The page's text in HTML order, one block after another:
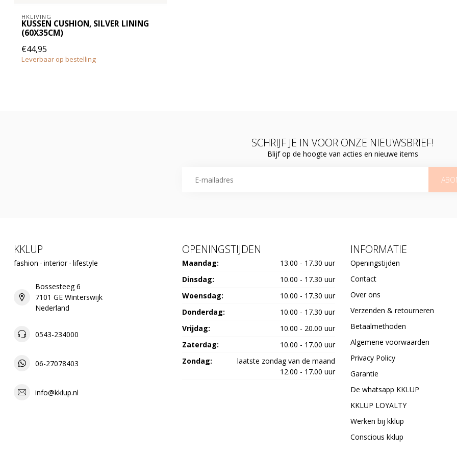
HKLIVING
KUSSEN CUSHION, SILVER LINING
(60X35CM)
€44,95
Leverbaar op bestelling
SCHRIJF JE IN VOOR ONZE NIEUWSBRIEF!
Blijf op de hoogte van acties en nieuwe items
KKLUP
fashion · interior · lifestyle
Bossesteeg 6
7101 GE Winterswijk
Nederland
0543-234000
06-27078403
info@kklup.nl
OPENINGSTIJDEN
Maandag:
13.00 - 17.30 uur
Dinsdag:
10.00 - 17.30 uur
Woensdag:
10.00 - 17.30 uur
Donderdag:
10.00 - 17.30 uur
Vrijdag:
10.00 - 20.00 uur
Zaterdag:
10.00 - 17.00 uur
Zondag:
laatste zondag van de maand
12.00 - 17.00 uur
INFORMATIE
Openingstijden
Contact
Over ons
Verzenden & retourneren
Betaalmethoden
Algemene voorwaarden
Privacy Policy
Garantie
De whatsapp KKLUP
KKLUP LOYALTY
Werken bij kklup
Conscious kklup